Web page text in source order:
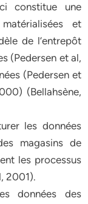
constitue une
et
de l’entrepôt
(Pedersen et al,
(Pedersen et
(Bellahsène,
les données
magasins de
les processus
2001).
données des